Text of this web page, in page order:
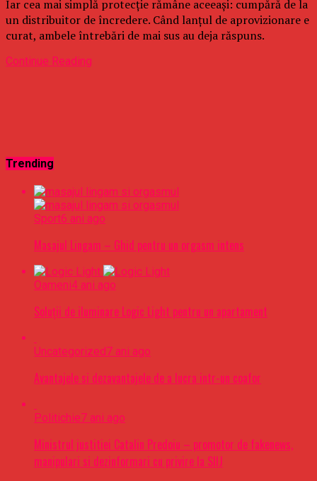
Iar cea mai simplă protecție rămâne aceeași: cumpără de la
un distribuitor de încredere. Când lanțul de aprovizionare e
curat, ambele întrebări de mai sus au deja răspuns.
Continue Reading
Trending
Sport6 ani ago
Masajul Lingam – Ghid pentru un orgasm intens
Oameni4 ani ago
Soluții de iluminare Logic Light pentru un apartament
Uncategorized7 ani ago
Avantajele si dezavantajele de a lucra intr-un coafor
Politichie7 ani ago
Ministrul justitiei Catalin Predoiu – promotor de fakenews,
manipulari si dezinformari cu privire la SIIJ